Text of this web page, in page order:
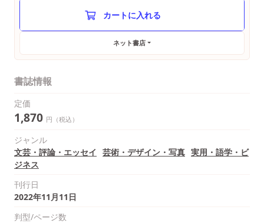
ネット書店
書誌情報
定価
1,870 円（税込）
ジャンル
文芸・評論・エッセイ
芸術・デザイン・写真 実用・語学・ビ
ジネス
刊行日
2022年11月11日
判型/ページ数